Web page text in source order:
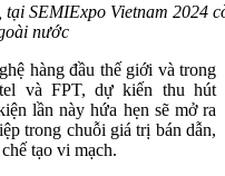
SEMIExpo Vietnam 2024
nước
hàng đầu thế giới và trong
và FPT, dự kiến thu hút
lần này hứa hẹn sẽ mở ra
trong chuỗi giá trị bán dẫn,
tạo vi mạch.